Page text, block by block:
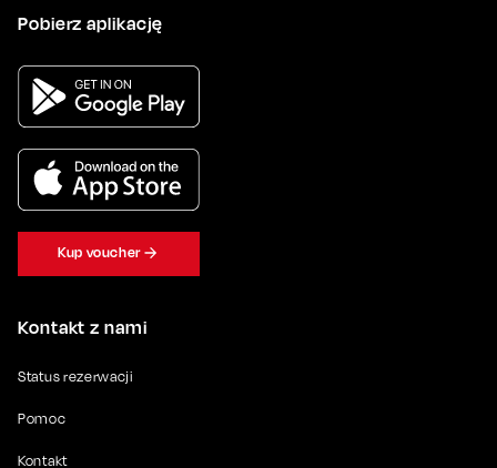
Kontakt z nami
Status rezerwacji
Pomoc
Kontakt
Pobierz aplikację
Kup voucher